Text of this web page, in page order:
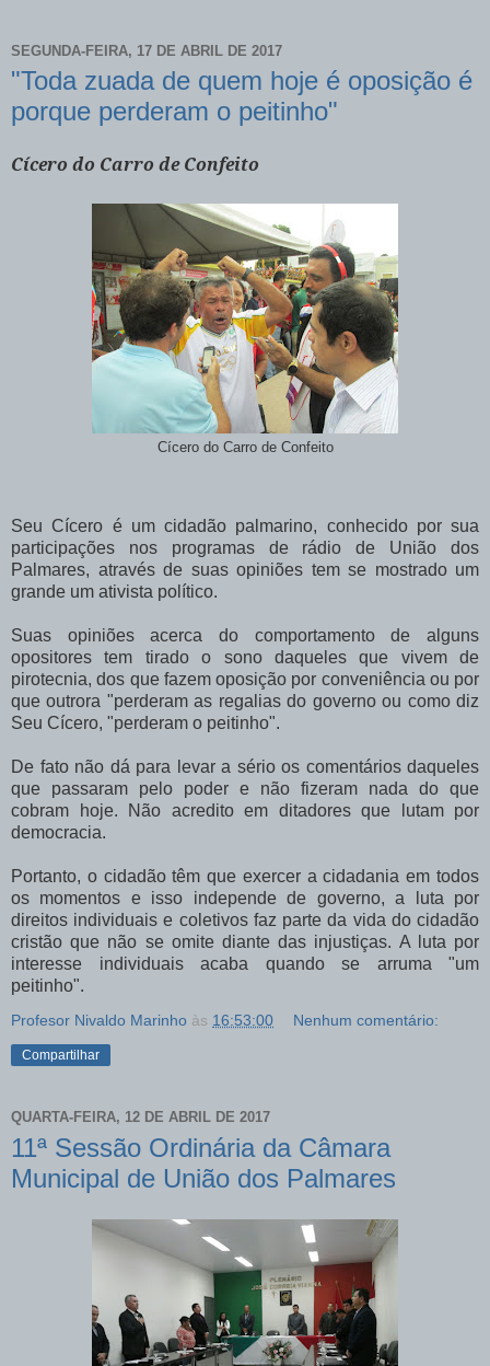
SEGUNDA-FEIRA, 17 DE ABRIL DE 2017
"Toda zuada de quem hoje é oposição é
porque perderam o peitinho"
Cícero do Carro de Confeito
Cícero do Carro de Confeito
Seu Cícero é um cidadão palmarino, conhecido por sua
participações nos programas de rádio de União dos
Palmares, através de suas opiniões tem se mostrado um
grande um ativista político.
Suas opiniões acerca do comportamento de alguns
opositores tem tirado o sono daqueles que vivem de
pirotecnia, dos que fazem oposição por conveniência ou por
que outrora "perderam as regalias do governo ou como diz
Seu Cícero, "perderam o peitinho".
De fato não dá para levar a sério os comentários daqueles
que passaram pelo poder e não fizeram nada do que
cobram hoje. Não acredito em ditadores que lutam por
democracia.
Portanto, o cidadão têm que exercer a cidadania em todos
os momentos e isso independe de governo, a luta por
direitos individuais e coletivos faz parte da vida do cidadão
cristão que não se omite diante das injustiças. A luta por
interesse individuais acaba quando se arruma "um
peitinho".
Profesor Nivaldo Marinho às 16:53:00 Nenhum comentário:
Compartilhar
QUARTA-FEIRA, 12 DE ABRIL DE 2017
11ª Sessão Ordinária da Câmara
Municipal de União dos Palmares